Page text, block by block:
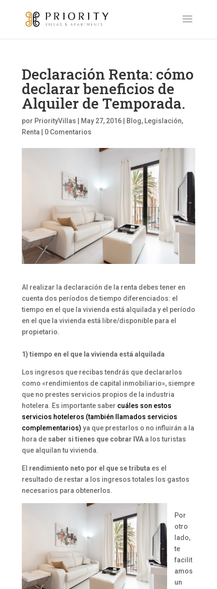
Declaración Renta: cómo
declarar beneficios de
Alquiler de Temporada.
por PriorityVillas May 27, 2016| Blog, Legislación,
Renta
0 Comentarios
Al realizar la declaración de la renta debes tener en
cuenta dos períodos de tiempo diferenciados: el
tiempo en el que la vivienda está alquilada y el período
en el que la vivienda está libre/disponible para el
propietario.
1) tiempo en el que la vivienda está alquilada
Los ingresos que recibas tendrás que declararlos
como «rendimientos de capital inmobiliario», siempre
que no prestes servicios propios de la industria
hotelera. Es importante saber cuáles son estos
servicios hoteleros (también llamados servicios
complementarios) ya que prestarlos o no influirán a la
hora de saber si tienes que cobrar IVAa los turistas
que alquilan tu vivienda.
El rendimiento neto por el que se tributa es el
resultado de restar a los ingresos totales los gastos
necesarios para obtenerlos.
Por
otro
lado,
te
facilit
amos
un